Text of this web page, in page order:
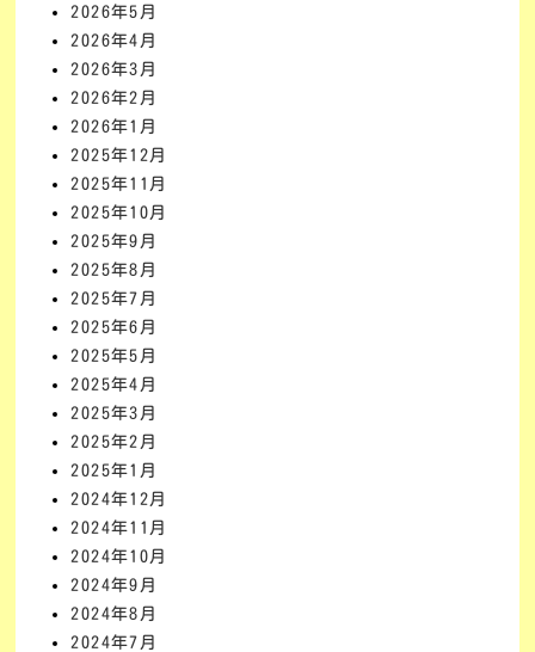
2026年5月
2026年4月
2026年3月
2026年2月
2026年1月
2025年12月
2025年11月
2025年10月
2025年9月
2025年8月
2025年7月
2025年6月
2025年5月
2025年4月
2025年3月
2025年2月
2025年1月
2024年12月
2024年11月
2024年10月
2024年9月
2024年8月
2024年7月